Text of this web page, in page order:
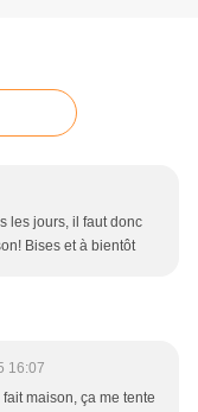
les jours, il faut donc
Bises et à bientôt
16:07
maison, ça me tente